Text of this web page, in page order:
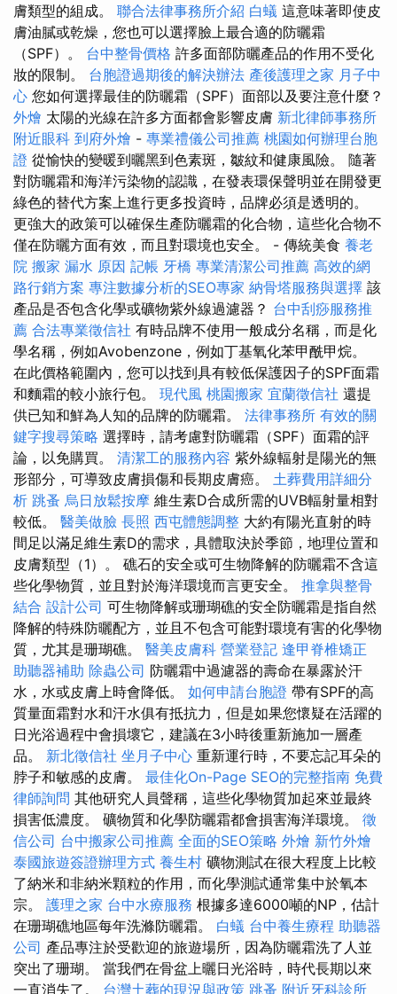
膚類型的組成。 聯合法律事務所介紹 白蟻 這意味著即使皮
膚油膩或乾燥，您也可以選擇臉上最合適的防曬霜
（SPF）。 台中整骨價格 許多面部防曬產品的作用不受化
妝的限制。 台胞證過期後的解決辦法 產後護理之家 月子中
心 您如何選擇最佳的防曬霜（SPF）面部以及要注意什麼？
外燴 太陽的光線在許多方面都會影響皮膚 新北律師事務所
附近眼科 到府外燴 - 專業禮儀公司推薦 桃園如何辦理台胞
證 從愉快的變暖到曬黑到色素斑，皺紋和健康風險。 隨著
對防曬霜和海洋污染物的認識，在發表環保聲明並在開發更
綠色的替代方案上進行更多投資時，品牌必須是透明的。
更強大的政策可以確保生產防曬霜的化合物，這些化合物不
僅在防曬方面有效，而且對環境也安全。 - 傳統美食 養老
院 搬家 漏水 原因 記帳 牙橋 專業清潔公司推薦 高效的網
路行銷方案 專注數據分析的SEO專家 納骨塔服務與選擇 該
產品是否包含化學或礦物紫外線過濾器？ 台中刮痧服務推
薦 合法專業徵信社 有時品牌不使用一般成分名稱，而是化
學名稱，例如Avobenzone，例如丁基氧化苯甲酰甲烷。
在此價格範圍內，您可以找到具有較低保護因子的SPF面霜
和麵霜的較小旅行包。 現代風 桃園搬家 宜蘭徵信社 還提
供已知和鮮為人知的品牌的防曬霜。 法律事務所 有效的關
鍵字搜尋策略 選擇時，請考慮對防曬霜（SPF）面霜的評
論，以免購買。 清潔工的服務內容 紫外線輻射是陽光的無
形部分，可導致皮膚損傷和長期皮膚癌。 土葬費用詳細分
析 跳蚤 烏日放鬆按摩 維生素D合成所需的UVB輻射量相對
較低。 醫美做臉 長照 西屯體態調整 大約有陽光直射的時
間足以滿足維生素D的需求，具體取決於季節，地理位置和
皮膚類型（1）。 礁石的安全或可生物降解的防曬霜不含這
些化學物質，並且對於海洋環境而言更安全。 推拿與整骨
結合 設計公司 可生物降解或珊瑚礁的安全防曬霜是指自然
降解的特殊防曬配方，並且不包含可能對環境有害的化學物
質，尤其是珊瑚礁。 醫美皮膚科 營業登記 逢甲脊椎矯正
助聽器補助 除蟲公司 防曬霜中過濾器的壽命在暴露於汗
水，水或皮膚上時會降低。 如何申請台胞證 帶有SPF的高
質量面霜對水和汗水俱有抵抗力，但是如果您懷疑在活躍的
日光浴過程中會損壞它，建議在3小時後重新施加一層產
品。 新北徵信社 坐月子中心 重新運行時，不要忘記耳朵的
脖子和敏感的皮膚。 最佳化On-Page SEO的完整指南 免費
律師詢問 其他研究人員聲稱，這些化學物質加起來並最終
損害低濃度。 礦物質和化學防曬霜都會損害海洋環境。 徵
信公司 台中搬家公司推薦 全面的SEO策略 外燴 新竹外燴
泰國旅遊簽證辦理方式 養生村 礦物測試在很大程度上比較
了納米和非納米顆粒的作用，而化學測試通常集中於氧本
宗。 護理之家 台中水療服務 根據多達6000噸的NP，估計
在珊瑚礁地區每年洗滌防曬霜。 白蟻 台中養生療程 助聽器
公司 產品專注於受歡迎的旅遊場所，因為防曬霜洗了人並
突出了珊瑚。 當我們在骨盆上曬日光浴時，時代長期以來
一直消失了。 台灣土葬的現況與政策 跳蚤 附近牙科診所